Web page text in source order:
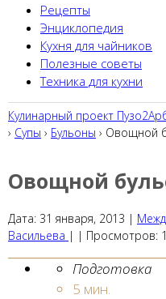
Рецепты
Энциклопедия
Кухня для чайников
Полезные советы
Техника для кухни
Кулинарный проект
› Супы › Бульоны › Овощной
Овощной
Дата: 31 января, 2013 |
Васильева | | Просмотров:
Подготовка
5 мин.